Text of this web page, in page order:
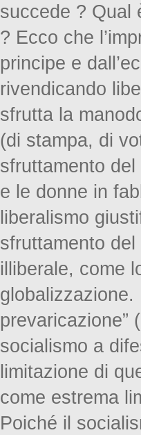
succede ? Qual
? Ecco che
principe e
rivendicando
sfrutta la
(di stampa, di
sfruttamento
e le donne in
liberalismo
sfruttamento
illiberale, come
globalizzazione.
prevaricazione”
socialismo a
limitazione di
come estrema
Poiché il